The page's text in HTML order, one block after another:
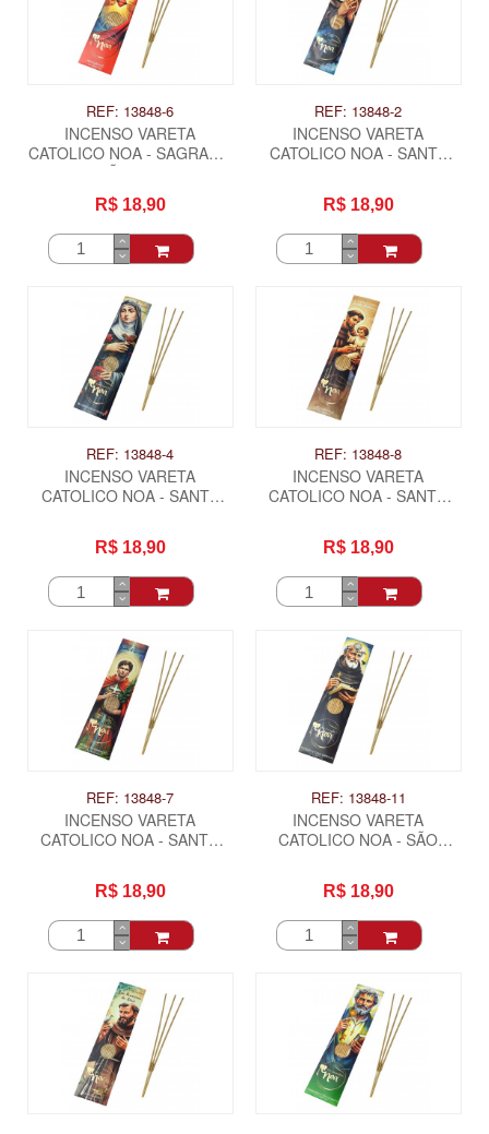
REF: 13848-6
INCENSO VARETA
CATOLICO NOA - SAGRADO
CORAÇÃO DE JESUS
R$ 18,90
REF: 13848-2
INCENSO VARETA
CATOLICO NOA - SANTA
R$ 18,90
REF: 13848-4
INCENSO VARETA
CATOLICO NOA - SANTA
R$ 18,90
REF: 13848-8
INCENSO VARETA
CATOLICO NOA - SANTO
R$ 18,90
REF: 13848-7
INCENSO VARETA
CATOLICO NOA - SANTO
R$ 18,90
REF: 13848-11
INCENSO VARETA
CATOLICO NOA - SÃO
R$ 18,90